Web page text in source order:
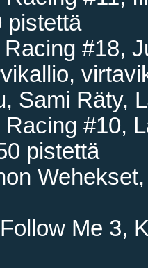
pistettä
#18,
Sami Räty,
#10,
pistettä
Me 3,